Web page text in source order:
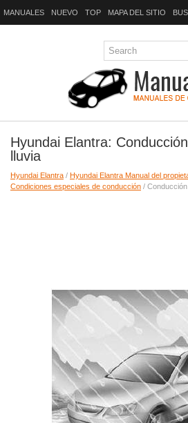
MANUALES NUEVO TOP MAPA DEL SITIO
Hyundai Elantra:
lluvia
Hyundai Elantra / Hyundai Elantra Manual del
Condiciones especiales de conducción /